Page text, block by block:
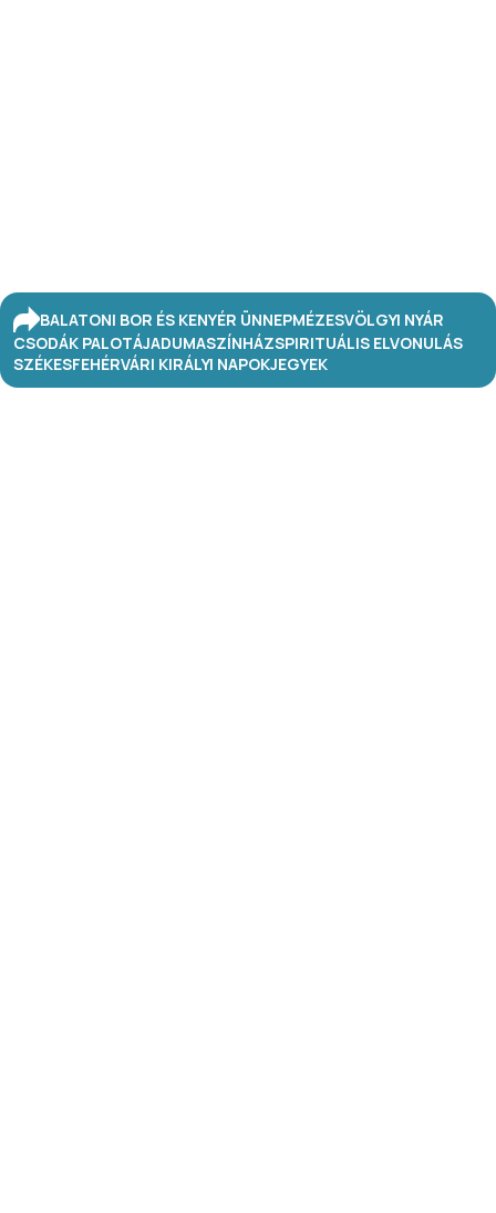
BALATONI BOR ÉS KENYÉR ÜNNEPMÉZESVÖLGYI NYÁR
CSODÁK PALOTÁJADUMASZÍNHÁZSPIRITUÁLIS ELVONULÁS
SZÉKESFEHÉRVÁRI KIRÁLYI NAPOKJEGYEK